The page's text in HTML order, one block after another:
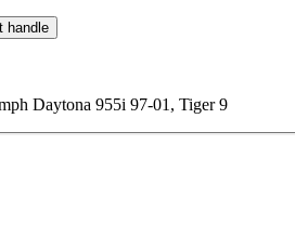
handle
Daytona 955i 97-01, Tiger 9